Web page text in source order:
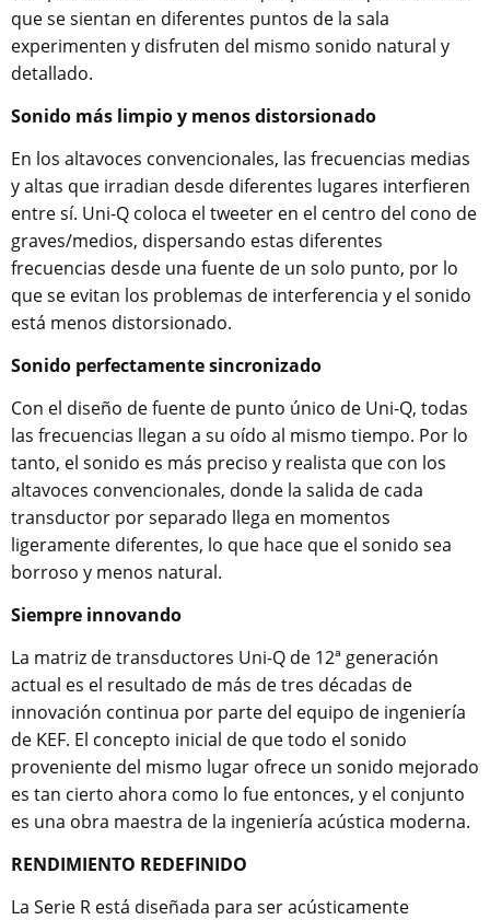
que se sientan en diferentes puntos de la sala
experimenten y disfruten del mismo sonido natural y
detallado.
Sonido más limpio y menos distorsionado
En los altavoces convencionales, las frecuencias medias
y altas que irradian desde diferentes lugares interfieren
entre sí. Uni-Q coloca el tweeter en el centro del cono de
graves/medios, dispersando estas diferentes
frecuencias desde una fuente de un solo punto, por lo
que se evitan los problemas de interferencia y el sonido
está menos distorsionado.
Sonido perfectamente sincronizado
Con el diseño de fuente de punto único de Uni-Q, todas
las frecuencias llegan a su oído al mismo tiempo. Por lo
tanto, el sonido es más preciso y realista que con los
altavoces convencionales, donde la salida de cada
transductor por separado llega en momentos
ligeramente diferentes, lo que hace que el sonido sea
borroso y menos natural.
Siempre innovando
La matriz de transductores Uni-Q de 12ª generación
actual es el resultado de más de tres décadas de
innovación continua por parte del equipo de ingeniería
de KEF. El concepto inicial de que todo el sonido
proveniente del mismo lugar ofrece un sonido mejorado
es tan cierto ahora como lo fue entonces, y el conjunto
es una obra maestra de la ingeniería acústica moderna.
RENDIMIENTO REDEFINIDO
La Serie R está diseñada para ser acústicamente